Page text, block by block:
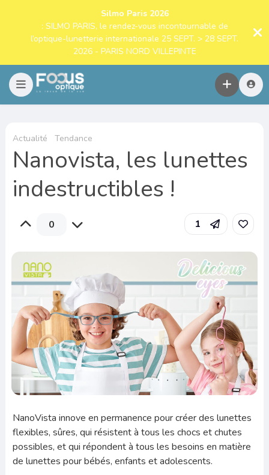
Silmo Paris 2026
: SILMO PARIS, le rendez-vous incontournable de
l’optique-lunetterie internationale 25 SEPT. > 28 SEPT.
2026 - PARIS NORD VILLEPINTE
Actualité Tendance
Nanovista, les lunettes
indestructibles !
0 1
NanoVista innove en permanence pour créer des lunettes
flexibles, sûres, qui résistent à tous les chocs et chutes
possibles, et qui répondent à tous les besoins en matière
de lunettes pour bébés, enfants et adolescents.